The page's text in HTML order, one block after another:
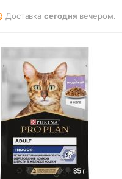
Доставкасегодня вечером.